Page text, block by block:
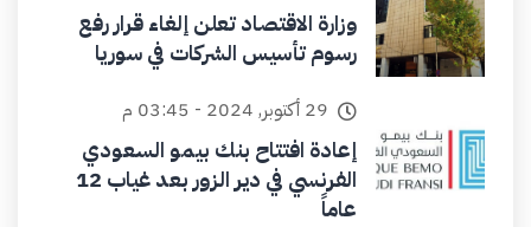
وزارة الاقتصاد تعلن إلغاء قرار رفع
رسوم تأسيس الشركات في سوريا
29 أكتوبر, 2024 - 03:45 م
إعادة افتتاح بنك بيمو السعودي
الفرنسي في دير الزور بعد غياب 12
عاماً